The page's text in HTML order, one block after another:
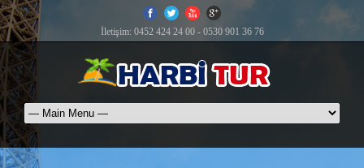
İletişim: 0452 424 24 00 - 0530 901 36 76